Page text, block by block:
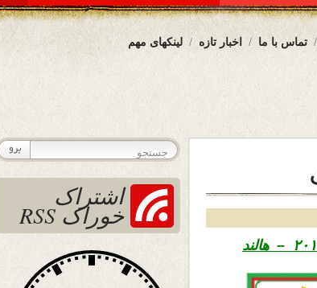
لینکهای مهم اخبار تازه تماس با ما
اشتراک
خوراک RSS